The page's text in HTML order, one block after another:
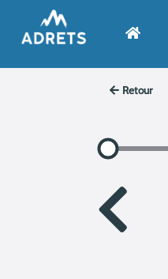
Retour